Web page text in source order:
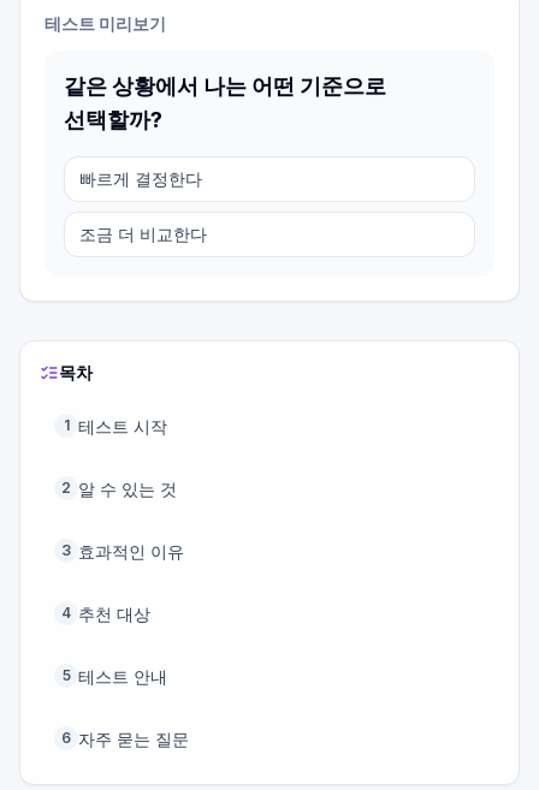
테스트 미리보기
같은 상황에서 나는 어떤 기준으로
선택할까?
빠르게 결정한다
조금 더 비교한다
목차
1 테스트 시작
2 알 수 있는 것
3 효과적인 이유
4 추천 대상
5 테스트 안내
6 자주 묻는 질문